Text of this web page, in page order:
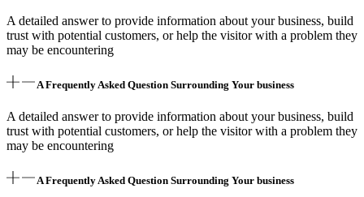
A detailed answer to provide information about your business, build
trust with potential customers, or help the visitor with a problem they
may be encountering
A Frequently Asked Question Surrounding Your business
A detailed answer to provide information about your business, build
trust with potential customers, or help the visitor with a problem they
may be encountering
A Frequently Asked Question Surrounding Your business